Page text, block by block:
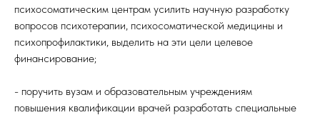
психосоматическим центрам усилить научную разработку
вопросов психотерапии, психосоматической медицины и
психопрофилактики, выделить на эти цели целевое
финансирование;
- поручить вузам и образовательным учреждениям
повышения квалификации врачей разработать специальные